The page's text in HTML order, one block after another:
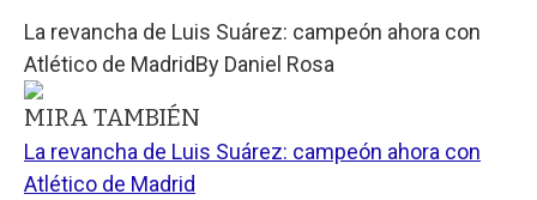
La revancha de Luis Suárez: campeón ahora con
Atlético de MadridBy Daniel Rosa
MIRA TAMBIÉN
La revancha de Luis Suárez: campeón ahora con
Atlético de Madrid